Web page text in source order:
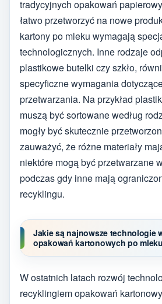
tradycyjnych opakowań
łatwo przetworzyć na nowe
kartony po mleku wymagają
technologicznych. Inne rodzaje
plastikowe butelki czy szkło,
specyficzne wymagania
przetwarzania. Na przykład
muszą być sortowane według
mogły być skutecznie
zauważyć, że różne materiały
niektóre mogą być przetwarzane
podczas gdy inne mają
recyklingu.
Jakie są najnowsze technologie
opakowań kartonowych po mleku
W ostatnich latach rozwój
recyklingiem opakowań